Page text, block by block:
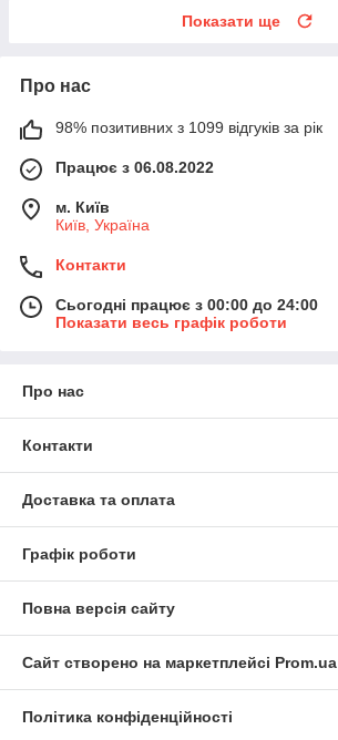
Показати ще
Про нас
98% позитивних з 1099 відгуків за рік
Працює з 06.08.2022
м. Київ
Київ, Україна
Контакти
Сьогодні працює з 00:00 до 24:00
Показати весь графік роботи
Про нас
Контакти
Доставка та оплата
Графік роботи
Повна версія сайту
Сайт створено на маркетплейсі Prom.ua
Політика конфіденційності